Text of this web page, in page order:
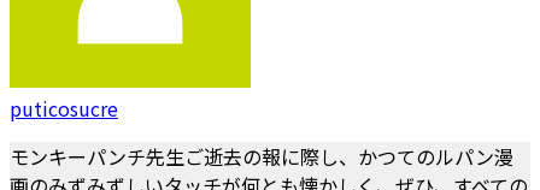
puticosucre
モンキーパンチ先生ご逝去の報に際し、かつてのルパン漫